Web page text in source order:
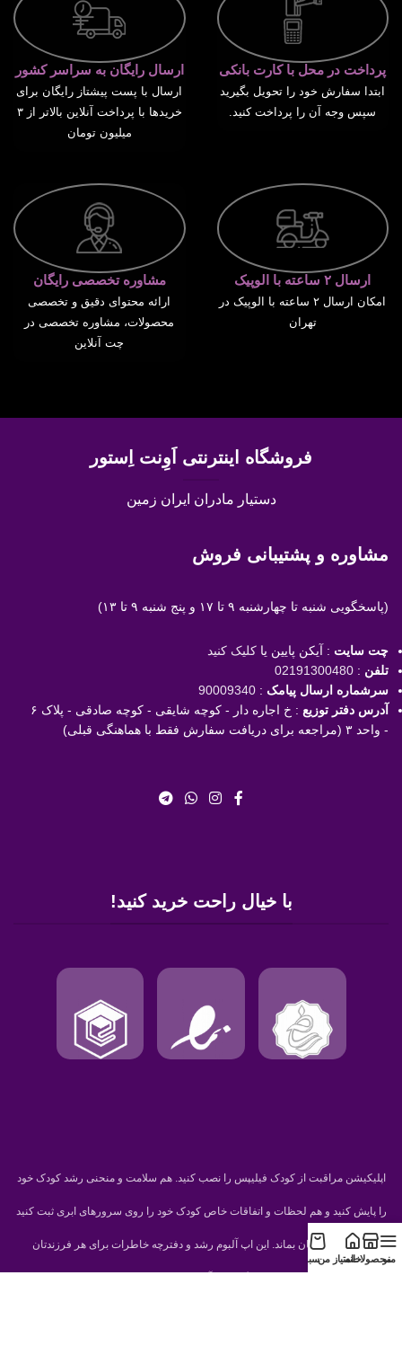
پرداخت در محل با کارت بانکی
ابتدا سفارش خود را تحویل بگیرید
سپس وجه آن را پرداخت کنید.
ارسال رایگان به سراسر کشور
ارسال با پست پیشتاز رایگان برای
خریدها با پرداخت آنلاین بالاتر از ۳
میلیون تومان
ارسال ۲ ساعته با الوپیک
امکان ارسال ۲ ساعته با الوپیک در
تهران
مشاوره تخصصی رایگان
ارائه محتوای دقیق و تخصصی
محصولات، مشاوره تخصصی در
چت آنلاین
فروشگاه اینترنتی اَوِنت اِستور
دستیار مادران ایران زمین
مشاوره و پشتیبانی فروش
(پاسخگویی شنبه تا چهارشنبه ۹ تا ۱۷ و پنج شنبه ۹ تا ۱۳)
چت سایت : آیکن پایین یا کلیک کنید
تلفن :
02191300480
سرشماره ارسال پیامک :
90009340
آدرس دفتر توزیع
: خ اجاره دار - کوچه شایقی - کوچه صادقی - پلاک ۶
- واحد ۳ (مراجعه برای دریافت سفارش فقط با هماهنگی قبلی)
با خیال راحت خرید کنید!
اپلیکیشن مراقبت از کودک فیلیپس را نصب کنید. هم سلامت و منحنی رشد کودک خود
را پایش کنید و هم لحظات و اتفاقات خاص کودک خود را روی سرورهای ابری ثبت کنید
تا همیشه برایتان بماند. این اپ آلبوم رشد و دفترچه خاطرات برای هر فرزندتان
منو
محصولات
خانهامتیاز منسبد